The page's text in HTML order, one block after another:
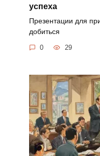
успеха
Презентации для
добиться
0 29